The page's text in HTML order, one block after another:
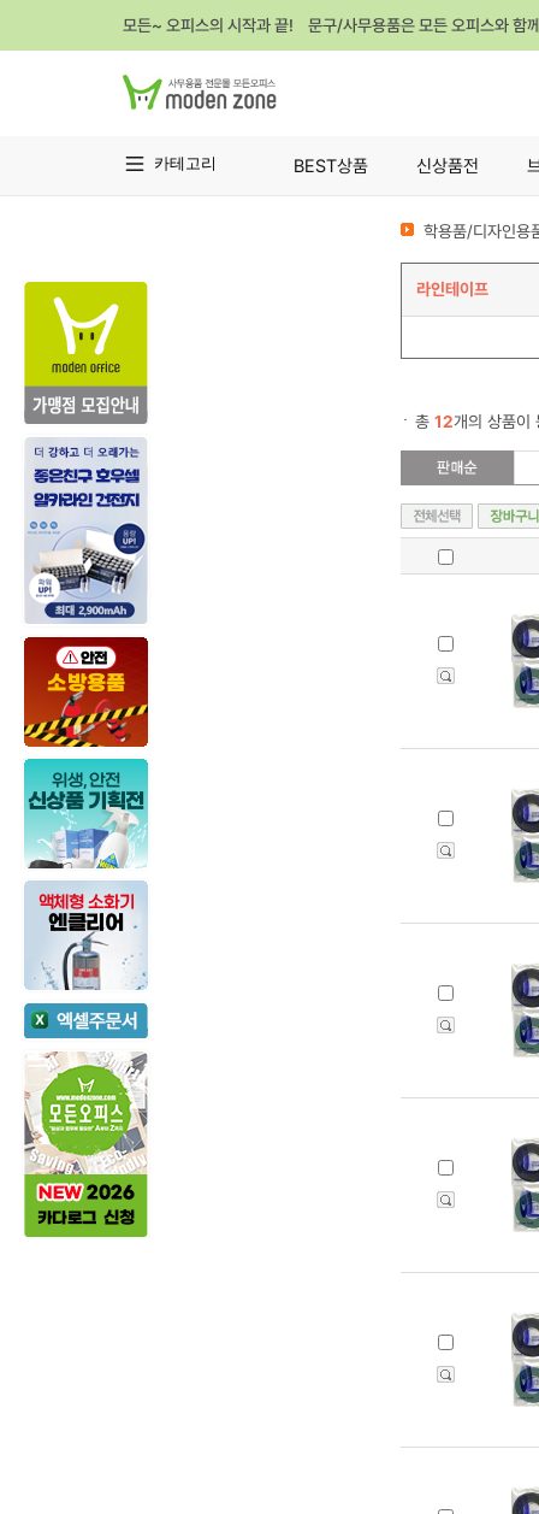
모든~ 오피스의 시작과 끝! 문구/사무용품은 모든 오피스와 함
카테고리 BEST상품 신상품전
학용품/디자인용
라인테이프
총 12개의 상품이